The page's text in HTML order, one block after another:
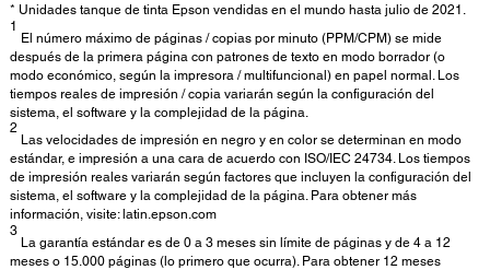
* Unidades tanque de tinta Epson vendidas en el mundo hasta julio de 2021.
1
El número máximo de páginas / copias por minuto (PPM/CPM) se mide
después de la primera página con patrones de texto en modo borrador (o
modo económico, según la impresora / multifuncional) en papel normal. Los
tiempos reales de impresión / copia variarán según la configuración del
sistema, el software y la complejidad de la página.
2
Las velocidades de impresión en negro y en color se determinan en modo
estándar, e impresión a una cara de acuerdo con ISO/IEC 24734. Los tiempos
de impresión reales variarán según factores que incluyen la configuración del
sistema, el software y la complejidad de la página. Para obtener más
información, visite: latin.epson.com
3
La garantía estándar es de 0 a 3 meses sin límite de páginas y de 4 a 12
meses o 15.000 páginas (lo primero que ocurra). Para obtener 12 meses